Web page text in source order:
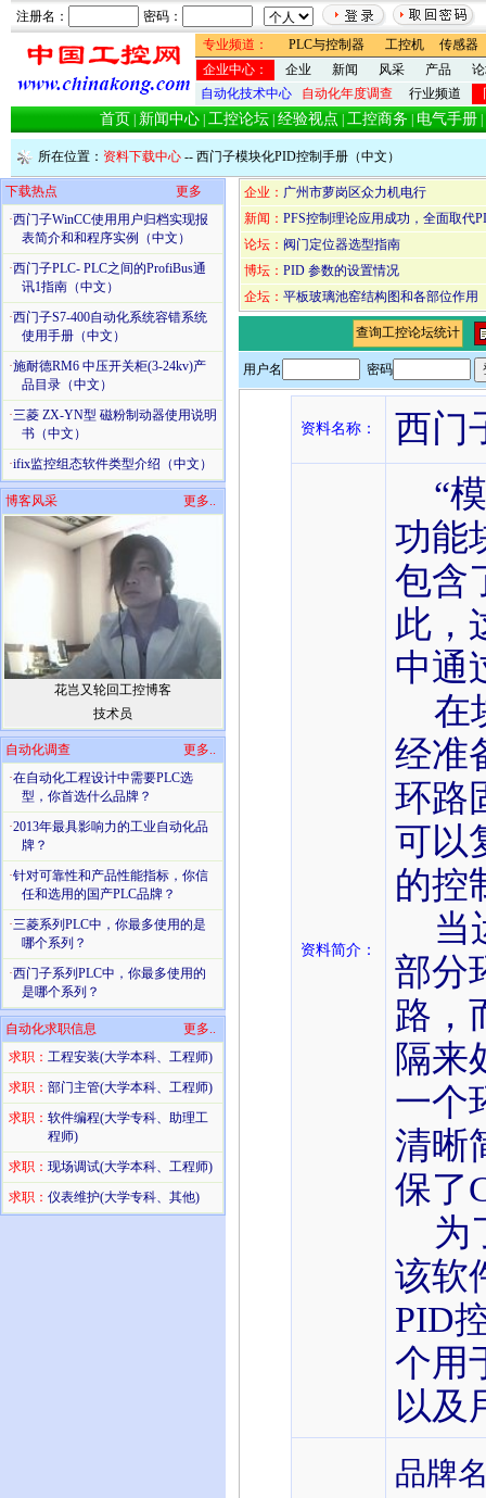
注册名：
密码：
专业频道：
PLC与控制器 工控机
传感器
企业中心：
企业 新闻 风采 产品
自动化技术中心
自动化年度调查 行业频道
首页 新闻中心 工控论坛 经验视点 工控商务 电气手册
所在位置： 资料下载中心 -- 西门子模块化PID控制手册（中文）
下载热点
更多
·西门子WinCC使用用户归档实现报
表简介和和程序实例（中文）
·西门子PLC- PLC之间的ProfiBus通
讯1指南（中文）
·西门子S7-400自动化系统容错系统
使用手册（中文）
·施耐德RM6 中压开关柜(3-24kv)产
品目录（中文）
·三菱 ZX-YN型 磁粉制动器使用说明
书（中文）
·ifix监控组态软件类型介绍（中文）
博客风采 更多..
花岂又轮回工控博客
技术员
自动化调查
更多..
·在自动化工程设计中需要PLC选
型，你首选什么品牌？
·2013年最具影响力的工业自动化品
牌？
·针对可靠性和产品性能指标，你信
任和选用的国产PLC品牌？
·三菱系列PLC中，你最多使用的是
哪个系列？
·西门子系列PLC中，你最多使用的
是哪个系列？
自动化求职信息
更多..
求职： 工程安装(大学本科、工程师)
求职： 部门主管(大学本科、工程师)
求职： 软件编程(大学专科、助理工
程师)
求职： 现场调试(大学本科、工程师)
求职： 仪表维护(大学专科、其他)
企业： 广州市萝岗区众力机电行
新闻： PFS控制理论应用成功，全面取代
论坛： 阀门定位器选型指南
博坛： PID 参数的设置情况
企坛： 平板玻璃池窑结构图和各部位作用
查询工控论坛统计
用户名 密码
资料名称： 西门
资料简介：
“模
功能
包含
此，
中通
在
经准
环路
可以
的控
当
部分
路，
隔来
一个
清晰
保了
为
该软
PID
个用
以及
品牌